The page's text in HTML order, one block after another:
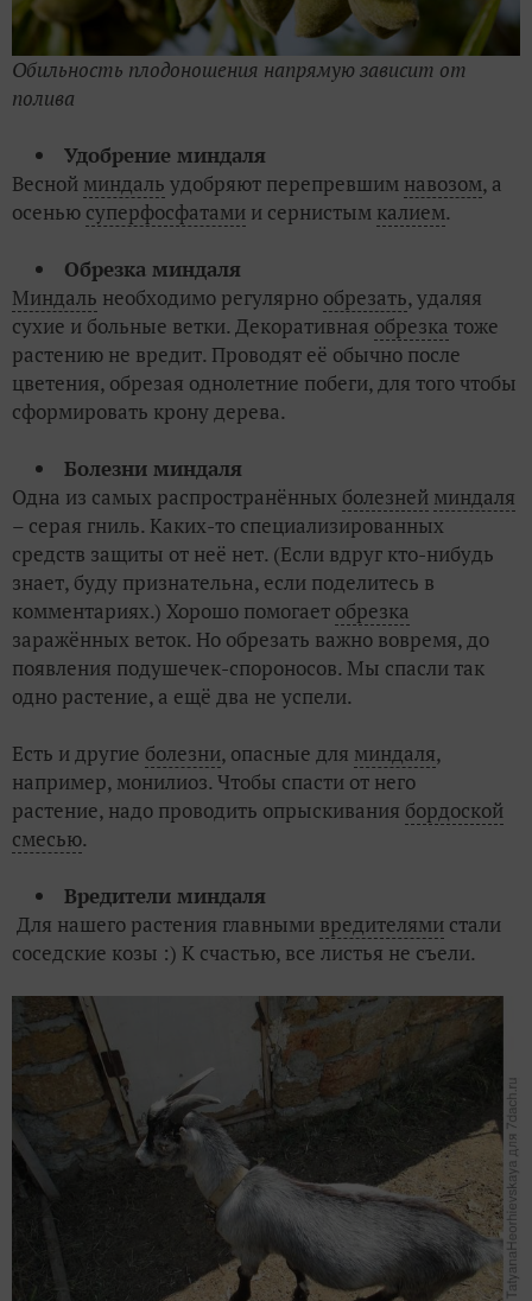
Обильность плодоношения напрямую зависит от
полива
Удобрение миндаля
Весной миндаль удобряют перепревшим навозом, а
осенью суперфосфатами и сернистым калием.
Обрезка миндаля
Миндаль необходимо регулярно обрезать, удаляя
сухие и больные ветки. Декоративная обрезка тоже
растению не вредит. Проводят её обычно после
цветения, обрезая однолетние побеги, для того чтобы
сформировать крону дерева.
Болезни миндаля
Одна из самых распространённых болезней миндаля
– серая гниль. Каких-то специализированных
средств защиты от неё нет. (Если вдруг кто-нибудь
знает, буду признательна, если поделитесь в
комментариях.) Хорошо помогает обрезка
заражённых веток. Но обрезать важно вовремя, до
появления подушечек-спороносов. Мы спасли так
одно растение, а ещё два не успели.
Есть и другие болезни, опасные для миндаля,
например, монилиоз. Чтобы спасти от него
растение, надо проводить опрыскивания бордоской
смесью.
Вредители миндаля
Для нашего растения главными вредителями стали
соседские козы :) К счастью, все листья не съели.